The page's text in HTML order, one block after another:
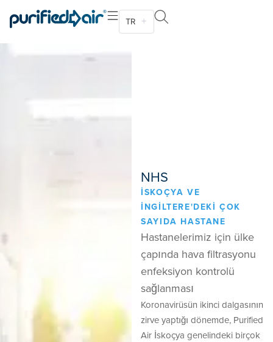
TR
NHS
İSKOÇYA VE
İNGILTERE'DEKI ÇOK
SAYIDA HASTANE
Hastanelerimiz için ülke
çapında hava filtrasyonu
enfeksiyon kontrolü
sağlanması
Koronavirüsün ikinci dalgasının
zirve yaptığı dönemde, Purified
Air İskoçya genelindeki birçok